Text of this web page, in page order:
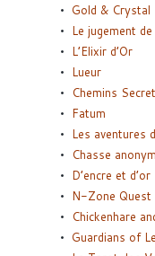
Gold & Crystal
Le jugement
L’Elixir d’Or
Lueur
Chemins
Fatum
Les aventures
Chasse
D’encre et d’or
N-Zone Quest
Chickenhare
Guardians of